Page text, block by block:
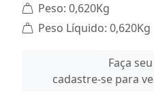
Peso: 0,620Kg
Peso Líquido: 0,620Kg
Faça
cadastre-se para